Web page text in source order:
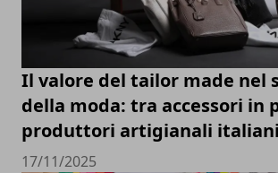
Il valore del tailor made nel
della moda: tra accessori in
produttori artigianali italiani
17/11/2025